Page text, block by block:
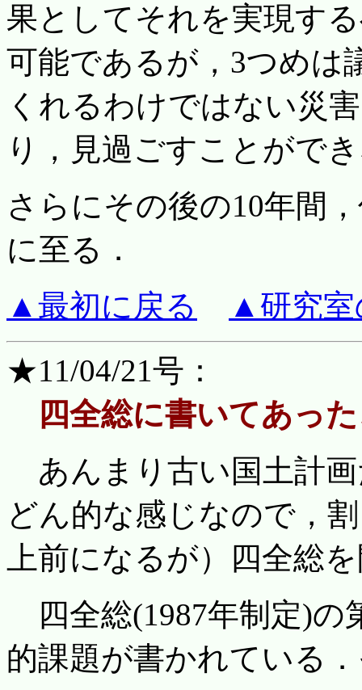
果としてそれを実現す
可能であるが，3つめは
くれるわけではない災
り，見過ごすことがで
さらにその後の10年間
に至る．
▲最初に戻る
▲研究室
★11/04/21号：
四全総に書いてあっ
あんまり古い国土計
どん的な感じなので，
上前になるが）四全総
四全総(1987年制定)の
的課題が書かれている